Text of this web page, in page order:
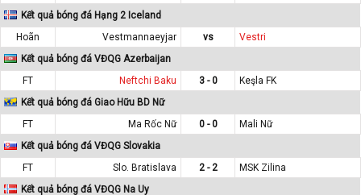
Kết quả bóng đá Hạng 2 Iceland
Hoãn
Vestmannaeyjar vs
Vestri
Kết quả bóng đá VĐQG Azerbaijan
FT
Neftchi Baku 3 - 0
Keşla FK
Kết quả bóng đá Giao Hữu BD Nữ
FT
Ma Rốc Nữ 0 - 0
Mali Nữ
Kết quả bóng đá VĐQG Slovakia
FT
Slo. Bratislava 2 - 2
MSK Zilina
Kết quả bóng đá VĐQG Na Uy